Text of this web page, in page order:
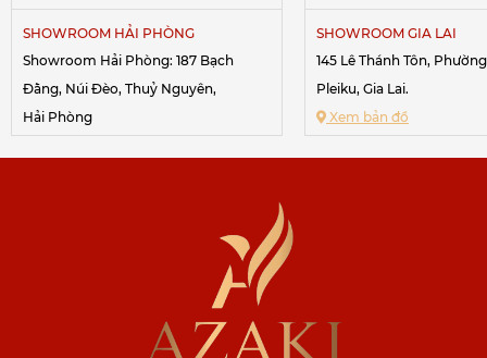
SHOWROOM HẢI PHÒNG
Showroom Hải Phòng: 187 Bạch
Đằng, Núi Đèo, Thuỷ Nguyên,
Hải Phòng
233 lô 22 Lê Hồng Phong, Đông Khê,
SHOWROOM GIA LAI
145 Lê Thánh Tôn,
Pleiku, Gia Lai.
Xem bản đồ